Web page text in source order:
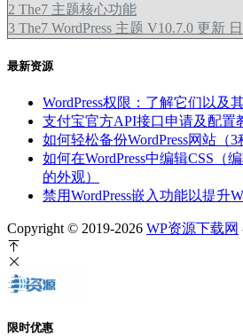
2 The7 主题核心功能
3 The7 WordPress 主题 V10.7.0 更新
最新资源
WordPress权限：了解它们以及
支付宝官方API接口申请及配置
如何轻松备份WordPress网站（3
如何在WordPress中编辑CSS（
的外观）
禁用WordPress嵌入功能以提升
Copyright © 2019-2026 WP资源下载网
限时优惠